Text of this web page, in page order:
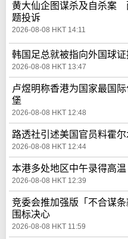
黄大仙企图谋杀及自杀案
题投诉
2026-08-08 HKT 14:11
韩国足总就被指向外国球
2026-08-08 HKT 13:47
卢煜明称香港为国家最国
堡
2026-08-08 HKT 12:48
路透社引述美国官员料霍
2026-08-08 HKT 12:44
本港多处地区中午录得高
2026-08-08 HKT 12:39
竞委会推加强版「不合谋
围标决心
2026-08-08 HKT 11:59